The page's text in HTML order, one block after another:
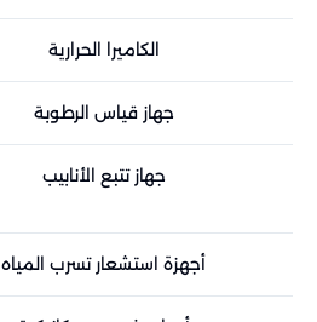
الكاميرا الحرارية
جهاز قياس الرطوبة
جهاز تتبع الأنابيب
أجهزة استشعار تسرب المياه